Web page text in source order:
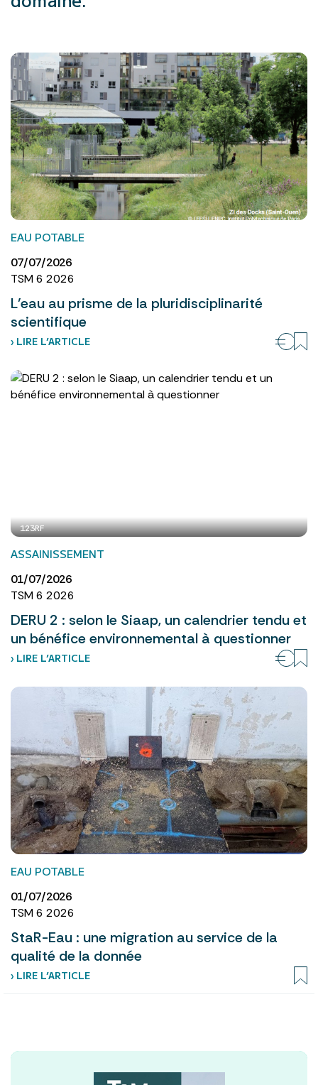
EAU POTABLE
07/07/2026
TSM 6 2026
L’eau au prisme de la pluridisciplinarité
scientifique
› LIRE L’ARTICLE
123RF
ASSAINISSEMENT
01/07/2026
TSM 6 2026
DERU 2 : selon le Siaap, un calendrier tendu et
un bénéfice environnemental à questionner
› LIRE L’ARTICLE
EAU POTABLE
01/07/2026
TSM 6 2026
StaR-Eau : une migration au service de la
qualité de la donnée
› LIRE L’ARTICLE